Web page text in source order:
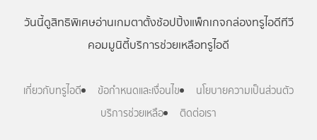
วันนี้ดูสิทธิพิเศษอ่านเกมตาตั้งช้อปปิ้งแพ็กเกจกล่องทรูไอดีทีวี
คอมมูนิตี้บริการช่วยเหลือทรูไอดี
เกี่ยวกับทรูไอดี ข้อกำหนดและเงื่อนไข
นโยบายความเป็นส่วนตัว
บริการช่วยเหลือ
ติดต่อเรา